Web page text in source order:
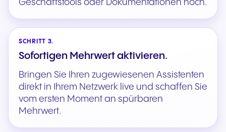
Geschäftstools oder Dokumentationen hoch.
SCHRITT 3.
Sofortigen Mehrwert aktivieren.
Bringen Sie Ihren zugewiesenen Assistenten
direkt in Ihrem Netzwerk live und schaffen Sie
vom ersten Moment an spürbaren
Mehrwert.